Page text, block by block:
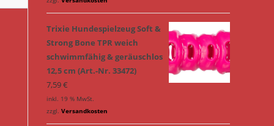
Trixie Hundespielzeug Soft &
Strong Bone TPR weich
schwimmfähig & geräuschlos
12,5 cm (Art.-Nr. 33472)
7,59€
inkl. 19 % MwSt.
zzgl. Versandkosten